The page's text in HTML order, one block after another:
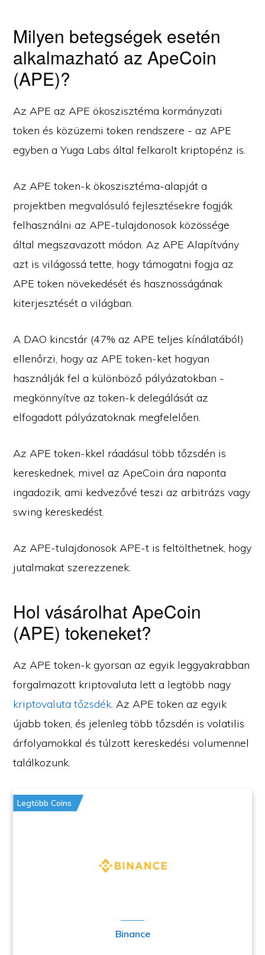
Milyen betegségek esetén
alkalmazható az ApeCoin
(APE)?
Az APE az APE ökoszisztéma kormányzati
token és közüzemi token rendszere - az APE
egyben a Yuga Labs által felkarolt kriptopénz is.
Az APE token-k ökoszisztéma-alapját a
projektben megvalósuló fejlesztésekre fogják
felhasználni az APE-tulajdonosok közössége
által megszavazott módon. Az APE Alapítvány
azt is világossá tette, hogy támogatni fogja az
APE token növekedését és hasznosságának
kiterjesztését a világban.
A DAO kincstár (47% az APE teljes kínálatából)
ellenőrzi, hogy az APE token-ket hogyan
használják fel a különböző pályázatokban -
megkönnyítve az token-k delegálását az
elfogadott pályázatoknak megfelelően.
Az APE token-kkel ráadásul több tőzsdén is
kereskednek, mivel az ApeCoin ára naponta
ingadozik, ami kedvezővé teszi az arbitrázs vagy
swing kereskedést.
Az APE-tulajdonosok APE-t is feltölthetnek, hogy
jutalmakat szerezzenek.
Hol vásárolhat ApeCoin
(APE) tokeneket?
Az APE token-k gyorsan az egyik leggyakrabban
forgalmazott kriptovaluta lett a legtöbb nagy
kriptovaluta tőzsdék. Az APE token az egyik
újabb token, és jelenleg több tőzsdén is volatilis
árfolyamokkal és túlzott kereskedési volumennel
találkozunk.
Legtöbb Coins
Binance